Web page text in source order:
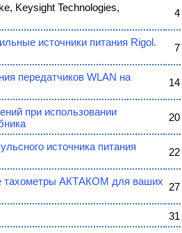
Keysight Technologies,
4
источники питания Rigol.
7
передатчиков WLAN на
14
при использовании
20
источника питания
22
тахометры АКТАКОМ для ваших 27
31